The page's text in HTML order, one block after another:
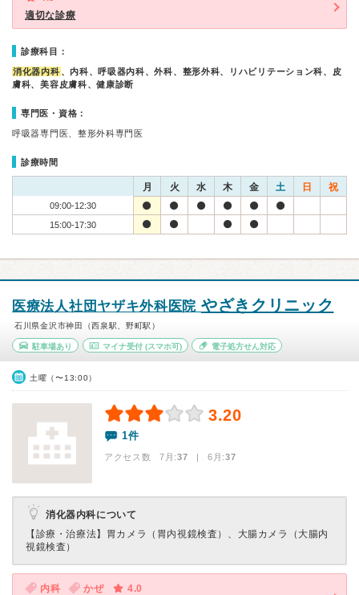
適切な診療
診療科目：
消化器内科 、内科、呼吸器内科、外科、整形外科、リハビリテーション科、皮
膚科、美容皮膚科、健康診断
専門医・資格：
呼吸器専門医、整形外科専門医
診療時間
月 火 水 木 金 土 日 祝
09:00-12:30
15:00-17:30
医療法人社団ヤザキ外科医院 やざきクリニック
石川県金沢市神田（西泉駅、野町駅）
駐車場あり マイナ受付(スマホ可) 電子処方せん対応
土曜（〜13:00）
3.20
1件
アクセス数 7月:37 | 6月:37
消化器内科について
【診療・治療法】 胃カメラ（胃内視鏡検査）、大腸カメラ（大腸内
視鏡検査）
内科 かぜ
4.0